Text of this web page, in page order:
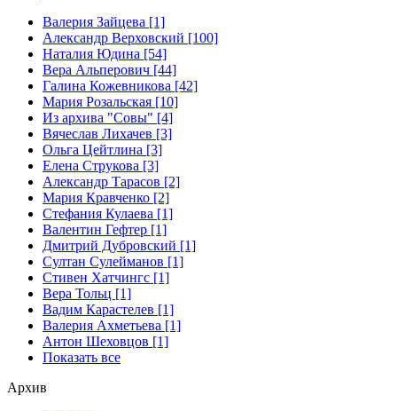
Валерия Зайцева [1]
Александр Верховский [100]
Наталия Юдина [54]
Вера Альперович [44]
Галина Кожевникова [42]
Мария Розальская [10]
Из архива "Совы" [4]
Вячеслав Лихачев [3]
Ольга Цейтлина [3]
Елена Струкова [3]
Александр Тарасов [2]
Мария Кравченко [2]
Стефания Кулаева [1]
Валентин Гефтер [1]
Дмитрий Дубровский [1]
Султан Сулейманов [1]
Стивен Хатчингс [1]
Верa Тольц [1]
Вадим Карастелев [1]
Валерия Ахметьева [1]
Антон Шеховцов [1]
Показать все
Архив